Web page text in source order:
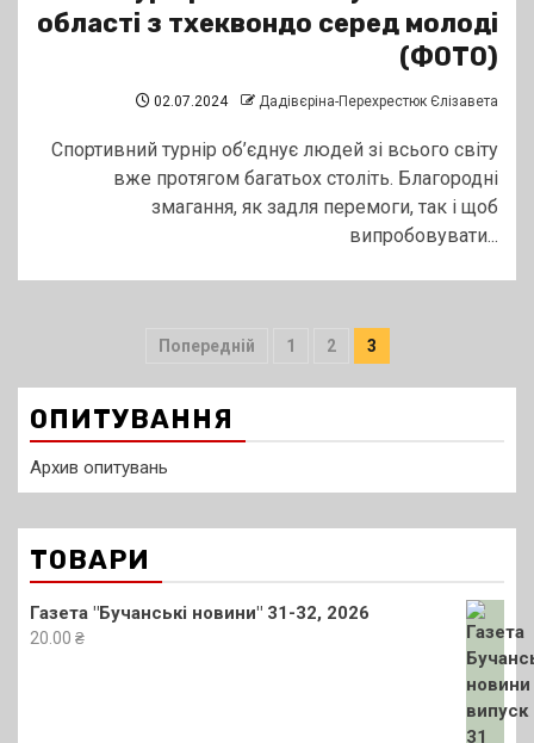
області з тхеквондо серед молоді
(ФОТО)
02.07.2024 Дадівєріна-Перехрестюк Єлізавета
Спортивний турнір об’єднує людей зі всього світу
вже протягом багатьох століть. Благородні
змагання, як задля перемоги, так і щоб
випробовувати...
Пагінація
записів
Попередній 1 2 3
ОПИТУВАННЯ
Архив опитувань
ТОВАРИ
Газета "Бучанські новини" 31-32, 2026
20.00 ₴